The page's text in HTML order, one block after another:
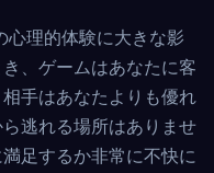
心理的体験に大きな影
、ゲームはあなたに客
手はあなたよりも優れ
逃れる場所はありませ
足するか非常に不快に